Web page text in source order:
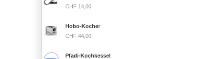
CHF 14,00
Hobo-Kocher
CHF 44,00
Pfadi-Kochkessel